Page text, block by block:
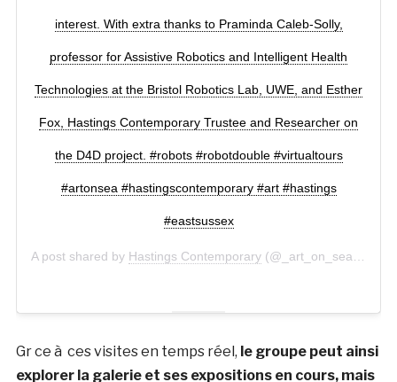
interest. With extra thanks to Praminda Caleb-Solly,
professor for Assistive Robotics and Intelligent Health
Technologies at the Bristol Robotics Lab, UWE, and Esther
Fox, Hastings Contemporary Trustee and Researcher on
the D4D project. #robots #robotdouble #virtualtours
#artonsea #hastingscontemporary #art #hastings
#eastsussex
A post shared by Hastings Contemporary(@_art_on_sea) on
Gr ce à ces visites en temps réel, le groupe peut ainsi
explorer la galerie et ses expositions en cours, mais